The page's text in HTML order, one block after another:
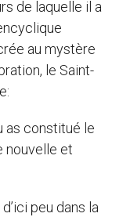
de laquelle il a
au mystère
le Saint-
as constitué le
nouvelle et
peu dans la